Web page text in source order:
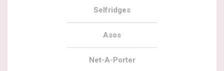
Selfridges
Asos
Net-A-Porter